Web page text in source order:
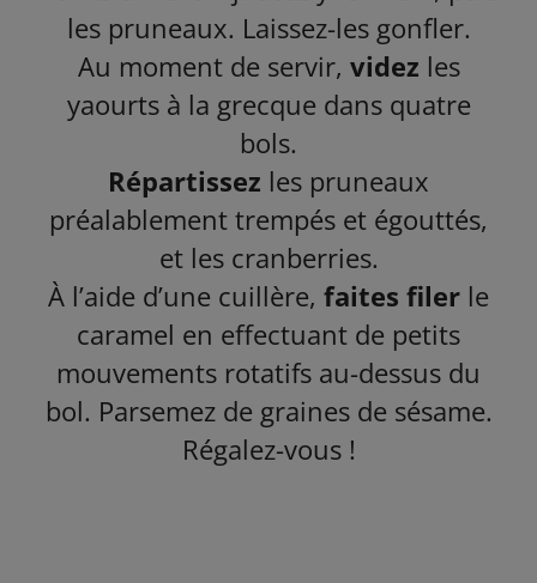
les pruneaux. Laissez-les gonfler.
Au moment de servir, videz les
yaourts à la grecque dans quatre
bols.
Répartissez les pruneaux
préalablement trempés et égouttés,
et les cranberries.
À l’aide d’une cuillère, faites filer le
caramel en effectuant de petits
mouvements rotatifs au-dessus du
bol. Parsemez de graines de sésame.
Régalez-vous !